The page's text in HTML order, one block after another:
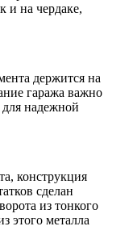
и на чердаке,
держится на
гаража важно
для надежной
конструкция
сделан
из тонкого
этого металла